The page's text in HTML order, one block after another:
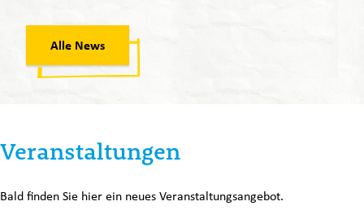
Alle News
Veranstaltungen
Bald finden Sie hier ein neues Veranstaltungsangebot.